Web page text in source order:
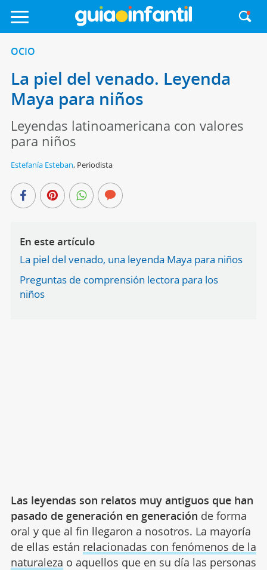
OCIO
La piel del venado. Leyenda
Maya para niños
Leyendas latinoamericana con valores
para niños
Estefanía Esteban, Periodista
En este artículo
La piel del venado, una leyenda Maya para niños
Preguntas de comprensión lectora para los
niños
Las leyendas son relatos muy antiguos que han
pasado de generación en generación de forma
oral y que al fin llegaron a nosotros. La mayoría
de ellas están relacionadas con fenómenos de la
naturaleza o aquellos que en su día las personas